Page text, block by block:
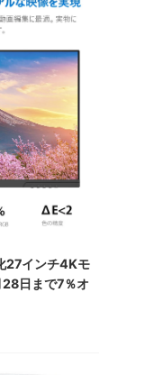
27インチ4Kモ
日まで7％オ